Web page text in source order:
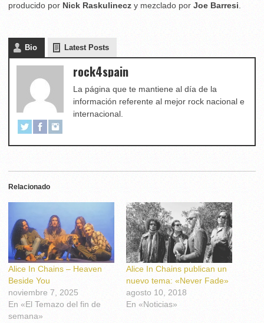
producido por Nick Raskulinecz y mezclado por Joe Barresi
Bio Latest Posts
rock4spain
La página que te mantiene al día de la
información referente al mejor rock nacional e
internacional.
Relacionado
Alice In Chains – Heaven
Beside You
noviembre 7, 2025
En «El Temazo del fin de
semana»
Alice In Chains publican un
nuevo tema: «Never Fade»
agosto 10, 2018
En «Noticias»